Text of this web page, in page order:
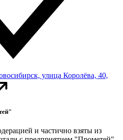
улица Королёва, 40,
и частично взяты из